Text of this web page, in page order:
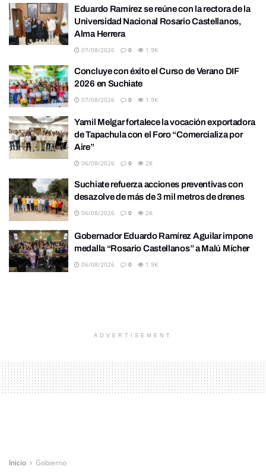
Eduardo Ramírez se reúne con la rectora de la
Universidad Nacional Rosario Castellanos,
Alma Herrera
07/08/2026 0 1.9K
Concluye con éxito el Curso de Verano DIF
2026 en Suchiate
07/08/2026 0 1.9K
Yamil Melgar fortalece la vocación exportadora
de Tapachula con el Foro “Comercializa por
Aire”
06/08/2026 0 2K
Suchiate refuerza acciones preventivas con
desazolve de más de 3 mil metros de drenes
06/08/2026 0 2K
Gobernador Eduardo Ramírez Aguilar impone
medalla “Rosario Castellanos” a Malú Mícher
06/08/2026 0 1.9K
ADVERTISEMENT
Inicio Gobierno